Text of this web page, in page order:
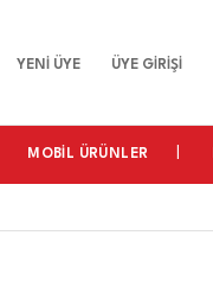
YENİ ÜYE ÜYE GİRİŞİ
MOBİL ÜRÜNLER